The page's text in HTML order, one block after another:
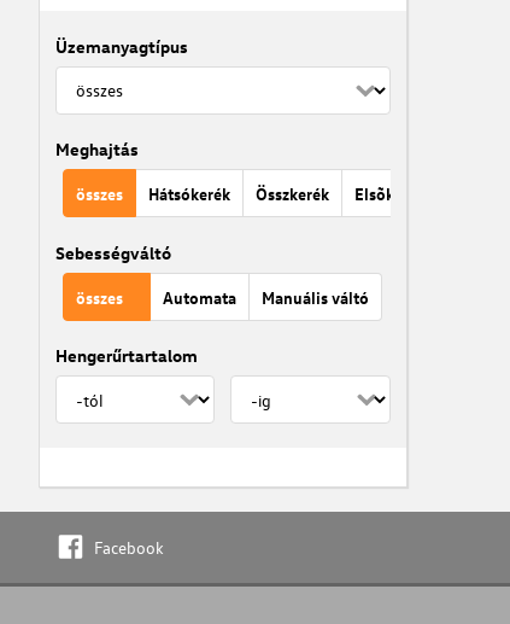
Üzemanyagtípus
Meghajtás
összes Hátsókerék Összkerék Elsõkerék
Sebességváltó
összes Automata Manuális váltó
Hengerűrtartalom
Facebook